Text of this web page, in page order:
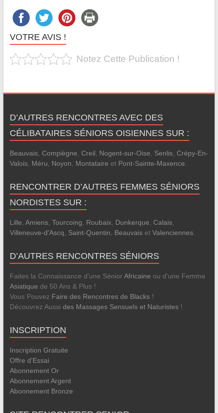
VOTRE AVIS !
Notez Cette Publication !
D’AUTRES RENCONTRES AVEC DES
CÉLIBATAIRES SÉNIORS OISIENNES SUR :
Beauvais, Compiègne Creil Nogent-sur-Oise Senlis, Crépy-En-
Valois, Méru Noyon Montataire et Pont-Sainte-Maxence
RENCONTRER D’AUTRES FEMMES SÉNIORS
NORDISTES SUR :
Lille Amiens, Tourcoing Roubaix, Dunkerque Calais,
Villeneuve-d'Ascq
Saint-Quentin Beauvaiset Valenciennes.
D’AUTRES RENCONTRES SÉNIORS
Faites la Connaissance d'une SéniorAfricaine ou d'une Femme
Asiatique de 50 Ans & Plus !
Vous Pouvez Faire des Rencontres de Blacks!
Découvrez Aussi des Massages Sensuels et Naturistes!
INSCRIPTION
Inscription Gratuite
Offre d'Essai
Abonnement Or
Abonnement Argent
Abonnement Bronze